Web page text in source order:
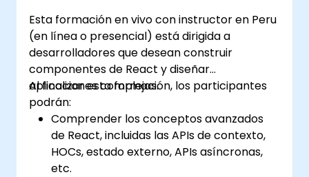
Esta formación en vivo con instructor en Peru
(en línea o presencial) está dirigida a
desarrolladores que desean construir
componentes de React y diseñar
aplicaciones complejas.
Al finalizar esta formación, los participantes
podrán:
Comprender los conceptos avanzados
de React, incluidas las APIs de contexto,
HOCs, estado externo, APIs asíncronas,
etc.